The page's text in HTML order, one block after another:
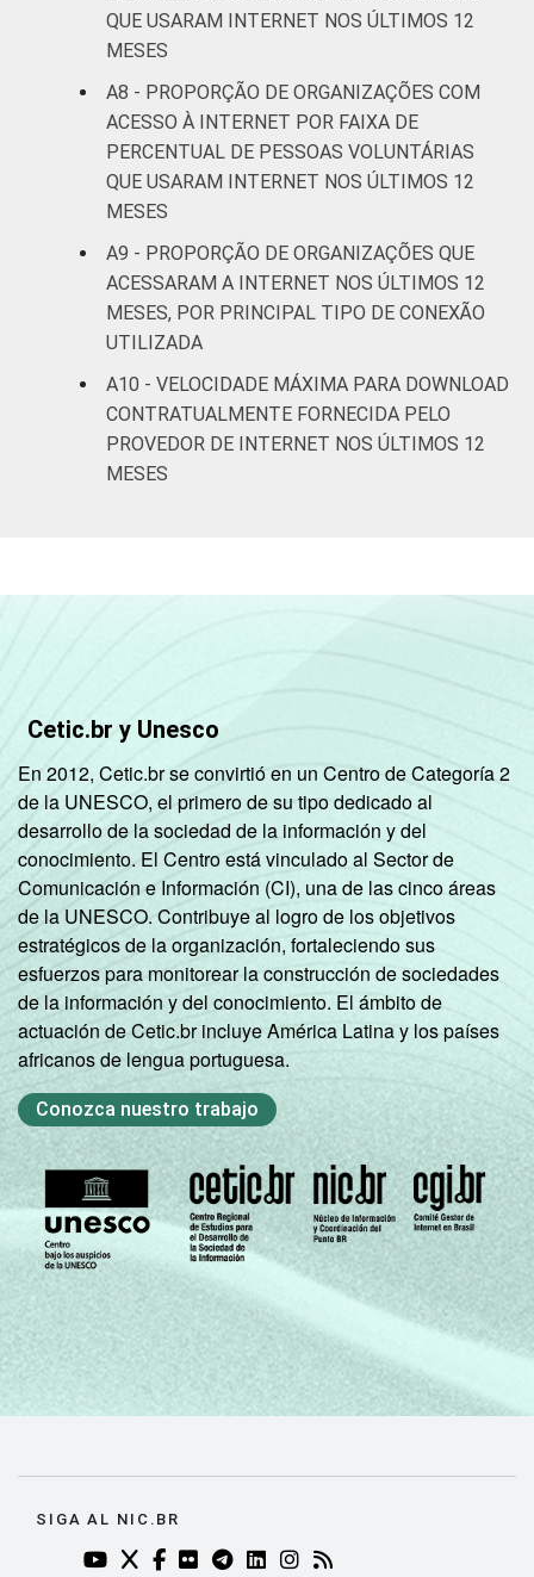
QUE USARAM INTERNET NOS ÚLTIMOS 12
MESES
A8 - PROPORÇÃO DE ORGANIZAÇÕES COM
ACESSO À INTERNET POR FAIXA DE
PERCENTUAL DE PESSOAS VOLUNTÁRIAS
QUE USARAM INTERNET NOS ÚLTIMOS 12
MESES
A9 - PROPORÇÃO DE ORGANIZAÇÕES QUE
ACESSARAM A INTERNET NOS ÚLTIMOS 12
MESES, POR PRINCIPAL TIPO DE CONEXÃO
UTILIZADA
A10 - VELOCIDADE MÁXIMA PARA DOWNLOAD
CONTRATUALMENTE FORNECIDA PELO
PROVEDOR DE INTERNET NOS ÚLTIMOS 12
MESES
Cetic.br y Unesco
En 2012, Cetic.br se convirtió en un Centro de Categoría 2
de la UNESCO, el primero de su tipo dedicado al
desarrollo de la sociedad de la información y del
conocimiento. El Centro está vinculado al Sector de
Comunicación e Información (CI), una de las cinco áreas
de la UNESCO. Contribuye al logro de los objetivos
estratégicos de la organización, fortaleciendo sus
esfuerzos para monitorear la construcción de sociedades
de la información y del conocimiento. El ámbito de
actuación de Cetic.br incluye América Latina y los países
africanos de lengua portuguesa.
Conozca nuestro trabajo
SIGA AL NIC.BR
YOUTUBE DO NIC.BR (ABRE EM NOVA ABA)
TWITTER DO NIC.BR (ABRE EM NOVA ABA)
FACEBOOK DO NIC.BR (ABRE EM NOVA
FLICKR DO NIC.BR (ABRE EM NOVA
TELEGRAM DO NIC.BR (ABRE EM
LINKEDIN DO NIC.BR (ABRE
INSTAGRAM DO NIC.BR
RSS DO NIC.BR (ABRE